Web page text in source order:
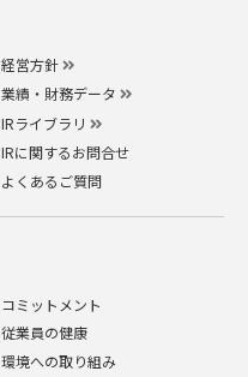
経営方針
業績・財務データ
IRライブラリ
IRに関するお問合せ
よくあるご質問
コミットメント
従業員の健康
環境への取り組み